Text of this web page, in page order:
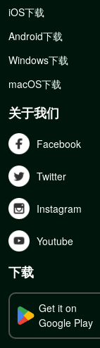
iOS下载
Android下载
Windows下载
macOS下载
关于我们
Facebook
Twitter
Instagram
Youtube
下载
Get it on
Google Play